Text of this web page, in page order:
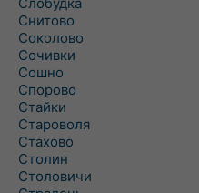
Снитово
Соколово
Сочивки
Сошно
Спорово
Стайки
Староволя
Стахово
Столин
Столовичи